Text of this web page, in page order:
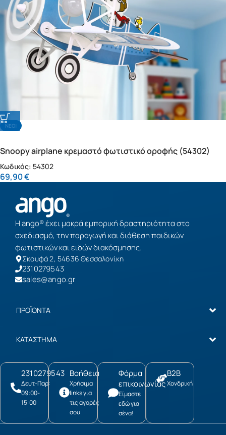
NΕΟ!
Snoopy airplane κρεμαστό φωτιστικό οροφής (54302)
Κωδικός: 54302
69,90€
Η ango® έχει μακρά εμπορική δραστηριότητα στο
σχεδιασμό, την παραγωγή και διάθεση παιδικών
φωτιστικών και ειδών διακόσμησης.
Σκουφά 2, 54636 Θεσσαλονίκη
2310279543
sales@ango.gr
ΠΡΟΪΟΝΤΑ
ΚΑΤΑΣΤΗΜΑ
2310279543
Δευτ-Παρ:
09:00-
15:00
Βοήθεια
Χρήσιμα
links για
τις αγορές
σου
Φόρμα
επικοινωνίας
Είμαστε
εδώ για
σένα!
B2B
Χονδρική